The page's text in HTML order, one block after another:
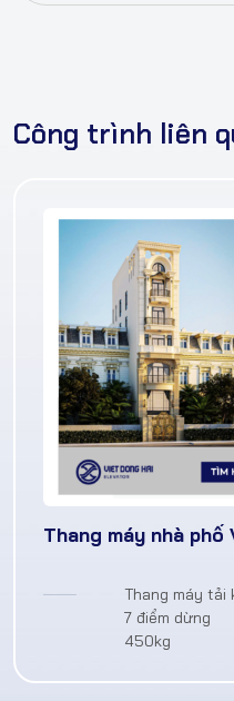
Công trình liên
Thang máy nhà phố
Thang máy tải
7 điểm dừng
450kg